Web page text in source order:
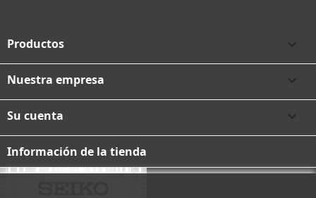
Productos 
Nuestra empresa 
Su cuenta 
Información de la tienda